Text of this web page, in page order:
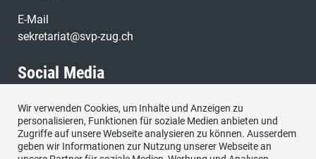
E-Mail
sekretariat@svp-zug.ch
Social Media
Besuchen Sie uns bei:
Wir verwenden Cookies, um Inhalte und Anzeigen zu
personalisieren, Funktionen für soziale Medien anbieten und
Zugriffe auf unsere Webseite analysieren zu können. Ausserdem
geben wir Informationen zur Nutzung unserer Webseite an